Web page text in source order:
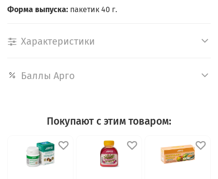
Форма выпуска: пакетик 40 г.
Характеристики
Баллы Арго
Покупают с этим товаром: